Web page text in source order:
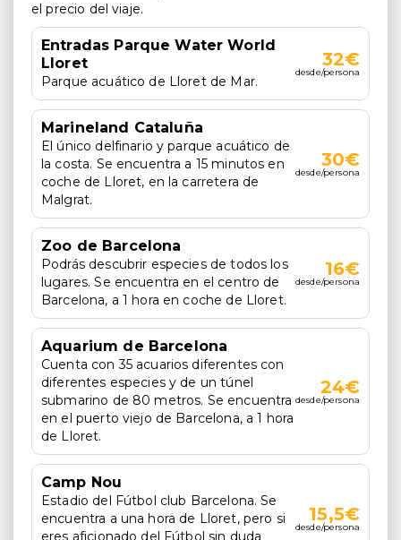
el precio del viaje.
Entradas Parque Water World
Lloret
Parque acuático de Lloret de Mar.
32€
desde/persona
Marineland Cataluña
El único delfinario y parque acuático de
la costa. Se encuentra a 15 minutos en
coche de Lloret, en la carretera de
Malgrat.
30€
desde/persona
Zoo de Barcelona
Podrás descubrir especies de todos los
lugares. Se encuentra en el centro de
Barcelona, a 1 hora en coche de Lloret.
16€
desde/persona
Aquarium de Barcelona
Cuenta con 35 acuarios diferentes con
diferentes especies y de un túnel
submarino de 80 metros. Se encuentra
en el puerto viejo de Barcelona, a 1 hora
de Lloret.
24€
desde/persona
Camp Nou
Estadio del Fútbol club Barcelona. Se
encuentra a una hora de Lloret, pero si
eres aficionado del Fútbol sin duda
15,5€
desde/persona